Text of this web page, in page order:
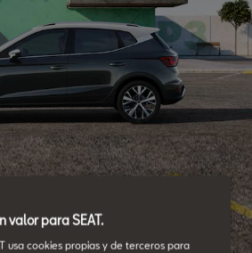
valor para SEAT.
usa cookies propias y de terceros para